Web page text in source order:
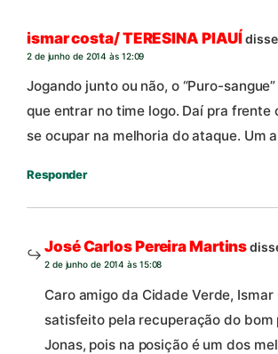
ismar costa/ TERESINA PIAUÍ
2 de junho de 2014 às 12:09
Jogando junto ou não, o “Puro-
que entrar no time logo. Daí pra frente
se ocupar na melhoria do ataque. Um
Responder
José Carlos Pereira Martins
2 de junho de 2014 às 15:08
Caro amigo da Cidade Verde,
satisfeito pela recuperação do bom
Jonas, pois na posição é um dos